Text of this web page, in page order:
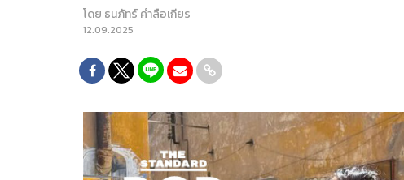
โดย ธนภัทร์ คำลือเกียร
12.09.2025